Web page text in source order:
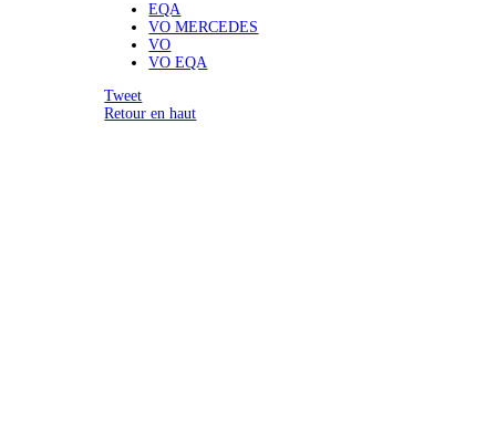
EQA
VO MERCEDES
VO
VO EQA
Tweet
Retour en haut